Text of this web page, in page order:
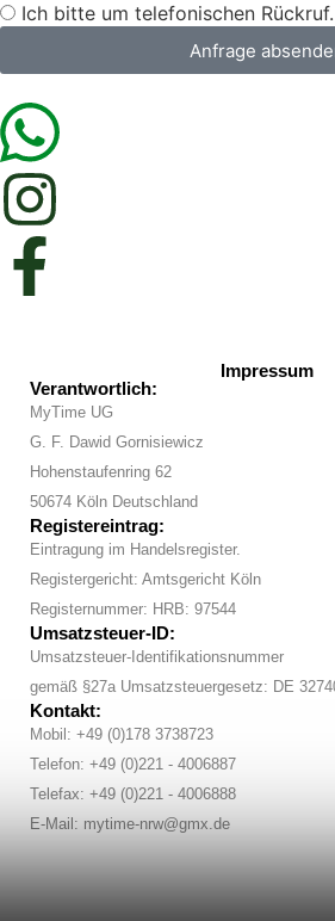
Ich bitte um telefonischen Rückruf.
Anfrage
Impressum
Verantwortlich:
MyTime UG
G. F. Dawid Gornisiewicz
Hohenstaufenring 62
50674 Köln Deutschland
Registereintrag:
Eintragung im Handelsregister.
Registergericht: Amtsgericht Köln
Registernummer: HRB: 97544
Umsatzsteuer-ID:
Umsatzsteuer-Identifikationsnummer
gemäß §27a Umsatzsteuergesetz: DE
Kontakt:
Mobil: +49 (0)178 3738723
Telefon: +49 (0)221 - 4006887
Telefax: +49 (0)221 - 4006888
E-Mail: mytime-nrw@gmx.de